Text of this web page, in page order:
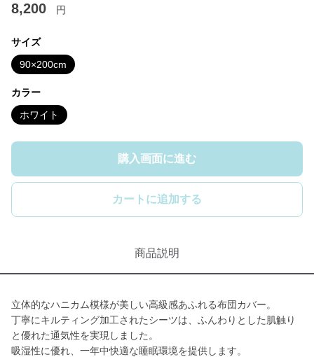
8,200 円
サイズ
90×200cm
カラー
ホワイト
購入画面に進む
カートに追加する
商品説明
立体的なハニカム模様が美しい高級感あふれる布団カバー。
丁寧にキルティング加工されたシーツは、ふんわりとした肌触り
と優れた通気性を実現しました。
吸湿性に優れ、一年中快適な睡眠環境を提供します。